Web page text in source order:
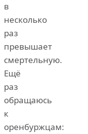
в
несколько
раз
превышает
смертельную.
Ещё
раз
обращаюсь
к
оренбуржцам: